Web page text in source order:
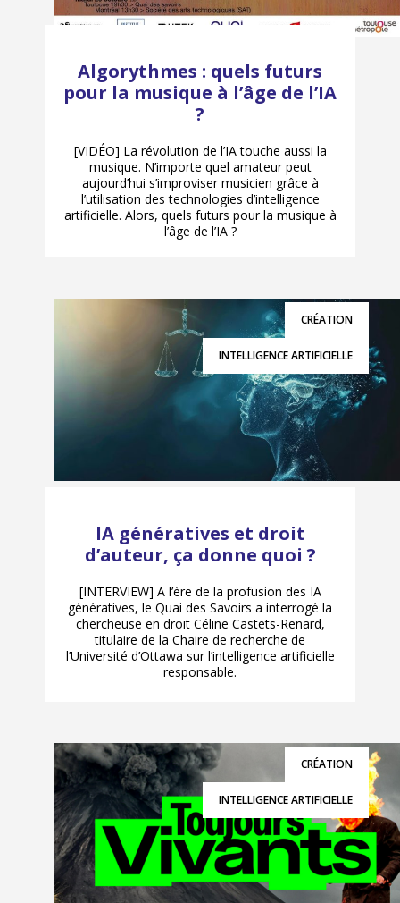
Algorythmes : quels futurs
pour la musique à l’âge de l’IA
?
[VIDÉO] La révolution de l’IA touche aussi la
musique. N’importe quel amateur peut
aujourd’hui s’improviser musicien grâce à
l’utilisation des technologies d’intelligence
artificielle. Alors, quels futurs pour la musique à
l’âge de l’IA ?
CRÉATION
INTELLIGENCE ARTIFICIELLE
IA génératives et droit
d’auteur, ça donne quoi ?
[INTERVIEW] A l’ère de la profusion des IA
génératives, le Quai des Savoirs a interrogé la
chercheuse en droit Céline Castets-Renard,
titulaire de la Chaire de recherche de
l’Université d’Ottawa sur l’intelligence artificielle
responsable.
CRÉATION
INTELLIGENCE ARTIFICIELLE